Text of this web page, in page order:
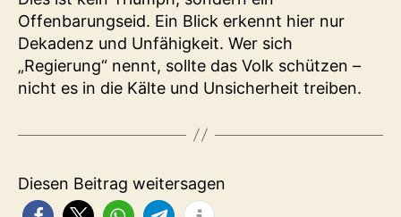
Offenbarungseid. Ein Blick erkennt hier nur
Dekadenz und Unfähigkeit. Wer sich
„Regierung“ nennt, sollte das Volk schützen –
nicht es in die Kälte und Unsicherheit treiben.
Diesen Beitrag weitersagen